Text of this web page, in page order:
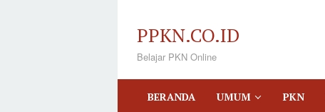
konten
PPKN.CO.ID
Belajar PKN Online
BERANDA UMUM PKN